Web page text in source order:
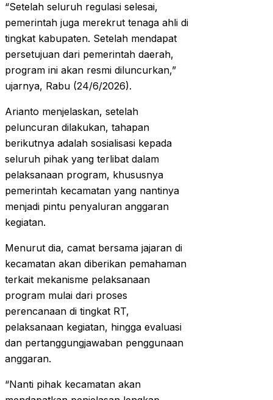
“Setelah seluruh regulasi selesai,
pemerintah juga merekrut tenaga ahli di
tingkat kabupaten. Setelah mendapat
persetujuan dari pemerintah daerah,
program ini akan resmi diluncurkan,”
ujarnya, Rabu (24/6/2026).
Arianto menjelaskan, setelah
peluncuran dilakukan, tahapan
berikutnya adalah sosialisasi kepada
seluruh pihak yang terlibat dalam
pelaksanaan program, khususnya
pemerintah kecamatan yang nantinya
menjadi pintu penyaluran anggaran
kegiatan.
Menurut dia, camat bersama jajaran di
kecamatan akan diberikan pemahaman
terkait mekanisme pelaksanaan
program mulai dari proses
perencanaan di tingkat RT,
pelaksanaan kegiatan, hingga evaluasi
dan pertanggungjawaban penggunaan
anggaran.
“Nanti pihak kecamatan akan